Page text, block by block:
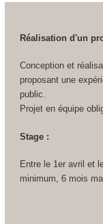
Réalisation d'un
Conception et
proposant une
public.
Projet en équipe
Stage :
Entre le 1er avril et
minimum, 6 mois